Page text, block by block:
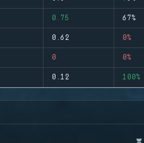
0.75 67%
0.62 0%
0 0%
0.12 100%